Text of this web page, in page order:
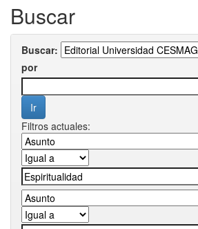
Buscar
Buscar:
por
Filtros actuales: